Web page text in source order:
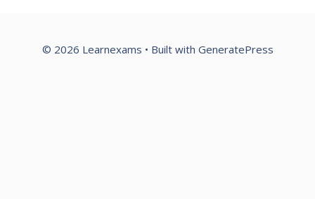
© 2026 Learnexams • Built with GeneratePress